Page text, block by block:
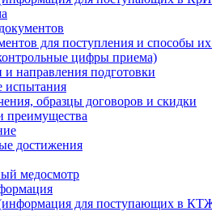
для поступления и способы
цифры приема)
направления подготовки
испытания
образцы договоров и скидки
преимущества
достижения
медосмотр
для поступающих в